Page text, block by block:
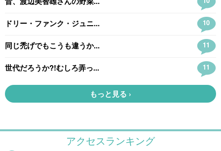
アクセスランキング